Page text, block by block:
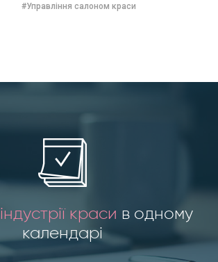
#Управління салоном краси
індустрії краси в одному
календарі